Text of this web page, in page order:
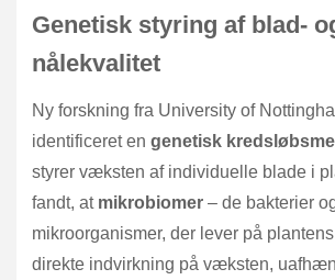
Genetisk styring af blad-
nålekvalitet
Ny forskning fra University of
identificeret en genetisk
styrer væksten af individuelle blade i
fandt, at mikrobiomer – de bakterier
mikroorganismer, der lever på
direkte indvirkning på væksten,